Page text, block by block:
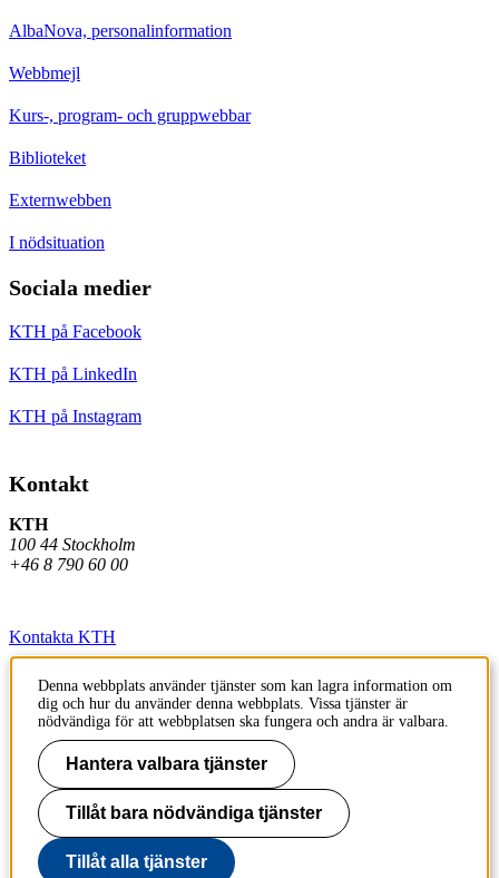
AlbaNova, personalinformation
Webbmejl
Kurs-, program- och gruppwebbar
Biblioteket
Externwebben
I nödsituation
Sociala medier
KTH på Facebook
KTH på LinkedIn
KTH på Instagram
Kontakt
KTH
100 44 Stockholm
+46 8 790 60 00
Kontakta KTH
Jobba på KTH
Press och media
Faktura och betalning KTH
Om KTH:s webbplatser
Tillgänglighetsredogörelse
Denna webbplats använder tjänster som kan lagra information om
dig och hur du använder denna webbplats. Vissa tjänster är
nödvändiga för att webbplatsen ska fungera och andra är valbara.
Hantera valbara tjänster
Tillåt bara nödvändiga tjänster
Tillåt alla tjänster